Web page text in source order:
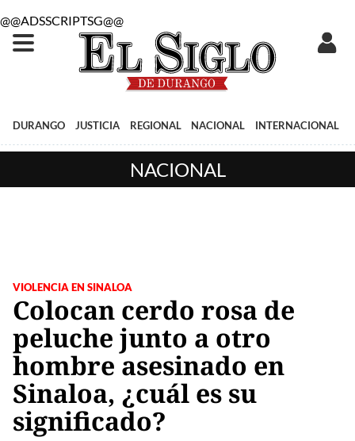
@@ADSSCRIPTSG@@
DURANGO JUSTICIA REGIONAL NACIONAL INTERNACIONAL
NACIONAL
VIOLENCIA EN SINALOA
Colocan cerdo rosa de
peluche junto a otro
hombre asesinado en
Sinaloa, ¿cuál es su
significado?